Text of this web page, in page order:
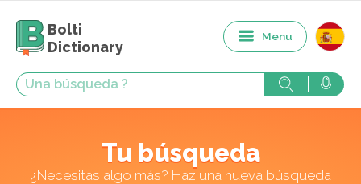
Bolti
Dictionary
Menu
Tu búsqueda
¿Necesitas algo más? Haz una nueva búsqueda